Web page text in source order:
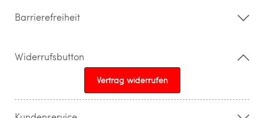
Barrierefreiheit
Widerrufsbutton
Vertrag widerrufen